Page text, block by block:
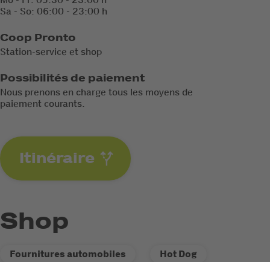
Sa - So: 06:00 - 23:00 h
Coop Pronto
Station-service et shop
Possibilités de paiement
Nous prenons en charge tous les moyens de
paiement courants.
Itinéraire
Shop
Fournitures automobiles Hot Dog